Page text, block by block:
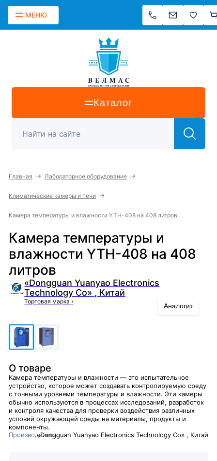
МЕНЮ
Каталог
Главная → Лабораторное оборудование →
Климатические камеры и печи →
Камера температуры и влажности YTH-408 на 408 литров
Камера температуры и
влажности YTH-408 на 408
литров
«Dongguan Yuanyao Electronics
Technology Co» , Китай
Торговая марка ›
Аналоги›
О товаре
Камера температуры и влажности — это испытательное
устройство, которое может создавать контролируемую среду
с точными уровнями температуры и влажности. Эти камеры
обычно используются в процессах исследований, разработок
и контроля качества для проверки воздействия различных
условий окружающей среды на материалы, продукты и
компоненты.
Производитель«Dongguan Yuanyao Electronics Technology Co» , Китай